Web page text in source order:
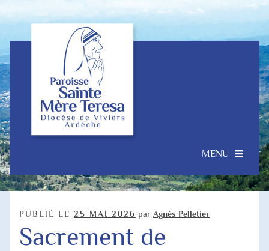
Aller
Aller
MENU
Accueil
Notre Paroisse
Je souhaite…
PUBLIÉ LE 25 MAI 2026 par Agnès Pelletier
Sacrement de